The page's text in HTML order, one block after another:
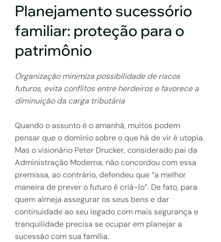
Planejamento sucessório
familiar: proteção para o
patrimônio
Organização minimiza possibilidade de riscos
futuros, evita conflitos entre herdeiros e favorece a
diminuição da carga tributária
Quando o assunto é o amanhã, muitos podem
pensar que o domínio sobre o que há de vir é utopia.
Mas o visionário Peter Drucker, considerado pai da
Administração Moderna, não concordou com essa
premissa, ao contrário, defendeu que “a melhor
maneira de prever o futuro é criá-lo”. De fato, para
quem almeja assegurar os seus bens e dar
continuidade ao seu legado com mais segurança e
tranquilidade precisa se ocupar em planejar a
sucessão com sua família.